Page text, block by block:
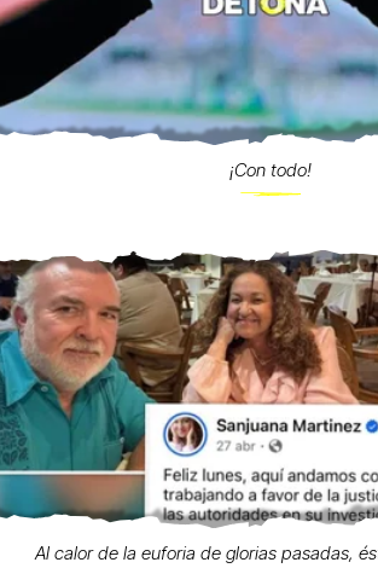
¡Con todo!
Al calor de la euforia de glorias pasadas,